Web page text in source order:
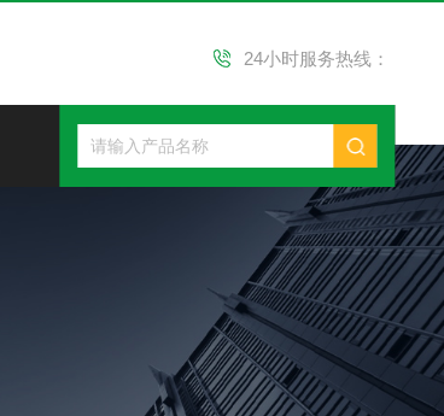
24小时服务热线：